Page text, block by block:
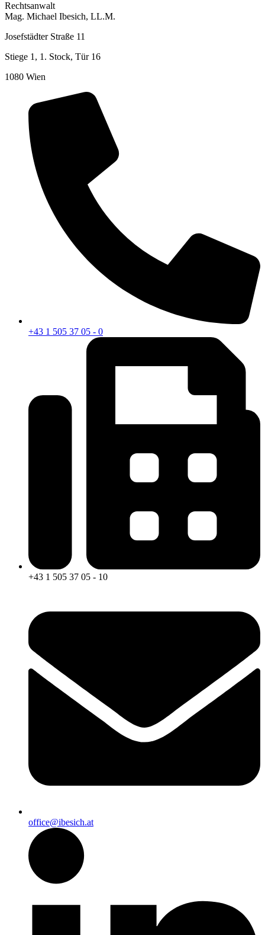
Rechtsanwalt
Mag. Michael Ibesich, LL.M.
Josefstädter Straße 11
Stiege 1, 1. Stock, Tür 16
1080 Wien
+43 1 505 37 05 - 0
+43 1 505 37 05 - 10
office@ibesich.at